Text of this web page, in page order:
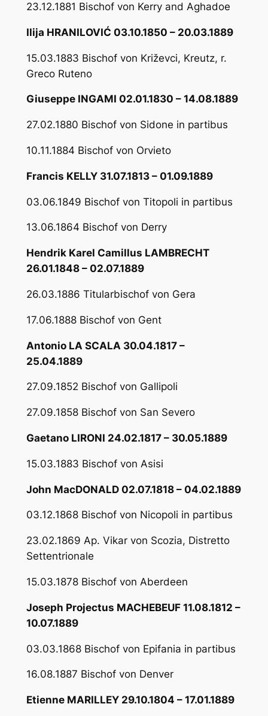
23.12.1881 Bischof von Kerry and Aghadoe
Ilija HRANILOVIĆ 03.10.1850 – 20.03.1889
15.03.1883 Bischof von Križevci, Kreutz, r.
Greco Ruteno
Giuseppe INGAMI 02.01.1830 – 14.08.1889
27.02.1880 Bischof von Sidone in partibus
10.11.1884 Bischof von Orvieto
Francis KELLY 31.07.1813 – 01.09.1889
03.06.1849 Bischof von Titopoli in partibus
13.06.1864 Bischof von Derry
Hendrik Karel Camillus LAMBRECHT
26.01.1848 – 02.07.1889
26.03.1886 Titularbischof von Gera
17.06.1888 Bischof von Gent
Antonio LA SCALA 30.04.1817 –
25.04.1889
27.09.1852 Bischof von Gallipoli
27.09.1858 Bischof von San Severo
Gaetano LIRONI 24.02.1817 – 30.05.1889
15.03.1883 Bischof von Asisi
John MacDONALD 02.07.1818 – 04.02.1889
03.12.1868 Bischof von Nicopoli in partibus
23.02.1869 Ap. Vikar von Scozia, Distretto
Settentrionale
15.03.1878 Bischof von Aberdeen
Joseph Projectus MACHEBEUF 11.08.1812 –
10.07.1889
03.03.1868 Bischof von Epifania in partibus
16.08.1887 Bischof von Denver
Etienne MARILLEY 29.10.1804 – 17.01.1889